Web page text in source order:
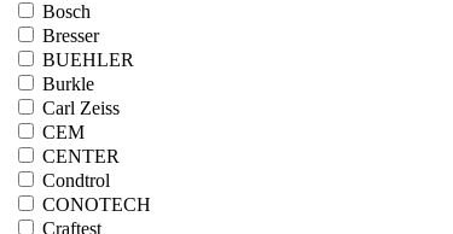
Bosch
Bresser
BUEHLER
Burkle
Carl Zeiss
CEM
CENTER
Condtrol
CONOTECH
Craftest